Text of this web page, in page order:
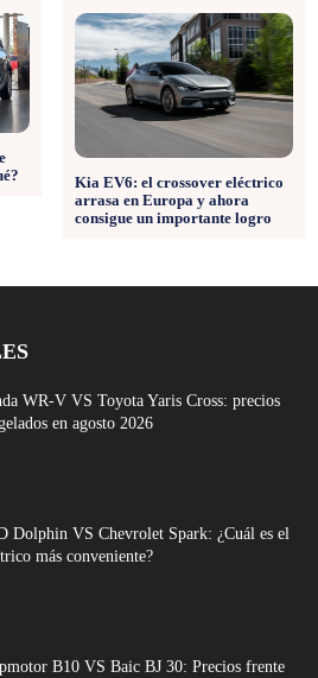
Kia EV6: el crossover eléctrico
arrasa en Europa y ahora
consigue un importante logro
WR-V VS Toyota Yaris Cross: precios
en agosto 2026
Dolphin VS Chevrolet Spark: ¿Cuál es el
más conveniente?
B10 VS Baic BJ 30: Precios frente